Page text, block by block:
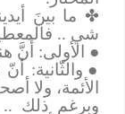
✤ما بينَ
شي ..
●الأولى: أنَّ
●والثّانية:
الأئمة، ولا
وبرغم ذلك ..